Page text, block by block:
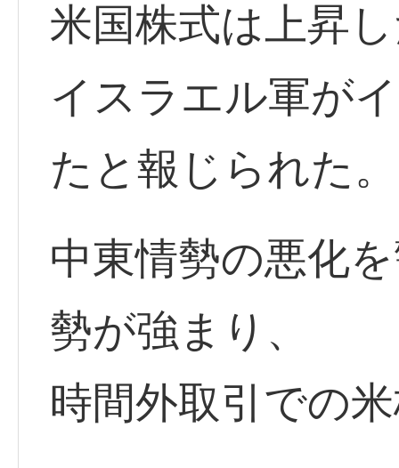
米国株式は上昇
イスラエル軍が
たと報じられた。
中東情勢の悪化
勢が強まり、
時間外取引での